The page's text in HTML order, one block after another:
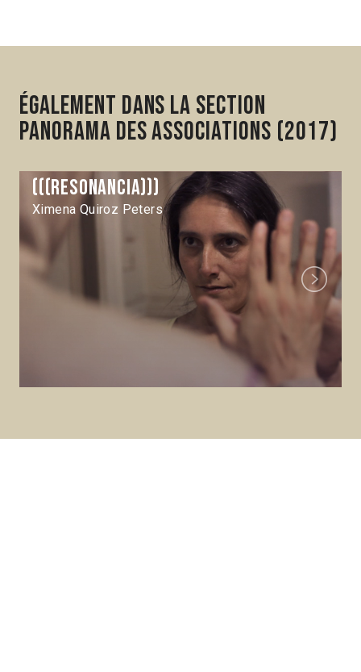
Également dans la section
Panorama des associations (2017)
(((Resonancia)))
Ximena Quiroz Peters
Next